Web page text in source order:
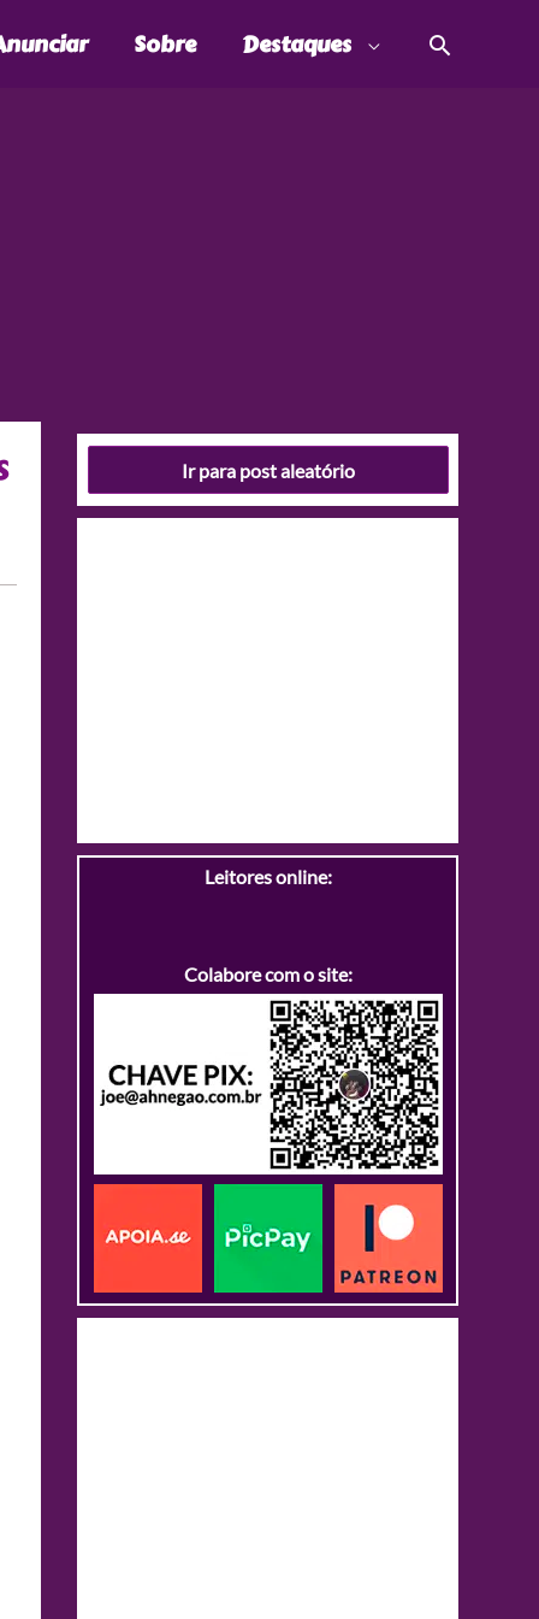
Sobre Destaques
Ir para post aleatório
Leitores online:
Colabore com o site: